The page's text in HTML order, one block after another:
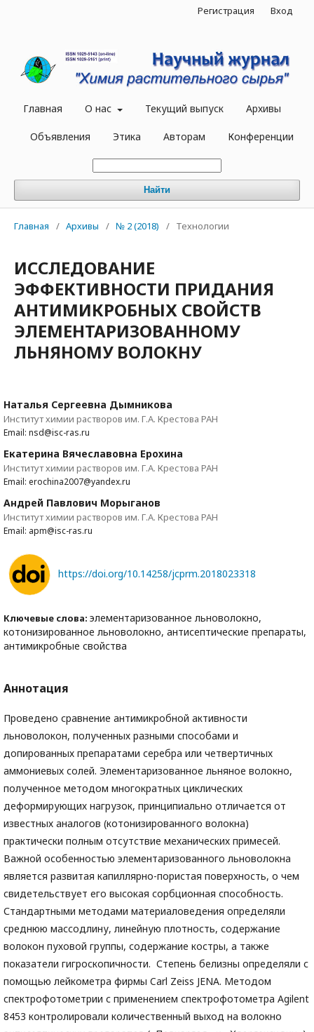
Главная О нас Текущий выпуск Архивы
Объявления Этика Авторам Конференции
Найти
Регистрация Вход
Главная / Архивы / № 2 (2018) / Технологии
ИССЛЕДОВАНИЕ
ЭФФЕКТИВНОСТИ ПРИДАНИЯ
АНТИМИКРОБНЫХ СВОЙСТВ
ЭЛЕМЕНТАРИЗОВАННОМУ
ЛЬНЯНОМУ ВОЛОКНУ
Наталья Сергеевна Дымникова
Институт химии растворов им. Г.А. Крестова РАН
Email: nsd@isc-ras.ru
Екатерина Вячеславовна Ерохина
Институт химии растворов им. Г.А. Крестова РАН
Email: erochina2007@yandex.ru
Андрей Павлович Морыганов
Институт химии растворов им. Г.А. Крестова РАН
Email: apm@isc-ras.ru
https://doi.org/10.14258/jcprm.2018023318
Ключевые слова: элементаризованное льноволокно,
котонизированное льноволокно, антисептические препараты,
антимикробные свойства
Аннотация
Проведено сравнение антимикробной активности
льноволокон, полученных разными способами и
допированных препаратами серебра или четвертичных
аммониевых солей. Элементаризованное льняное волокно,
полученное методом многократных циклических
деформирующих нагрузок, принципиально отличается от
известных аналогов (котонизированного волокна)
практически полным отсутствие механических примесей.
Важной особенностью элементаризованного льноволокна
является развитая капиллярно-пористая поверхность, о чем
свидетельствует его высокая сорбционная способность.
Стандартными методами материаловедения определяли
среднюю массодлину, линейную плотность, содержание
волокон пуховой группы, содержание костры, а также
показатели гигроскопичности. Степень белизны определяли с
помощью лейкометра фирмы Carl Zeiss JENA. Методом
спектрофотометрии с применением спектрофотометра Agilent
8453 контролировали количественный выход на волокно